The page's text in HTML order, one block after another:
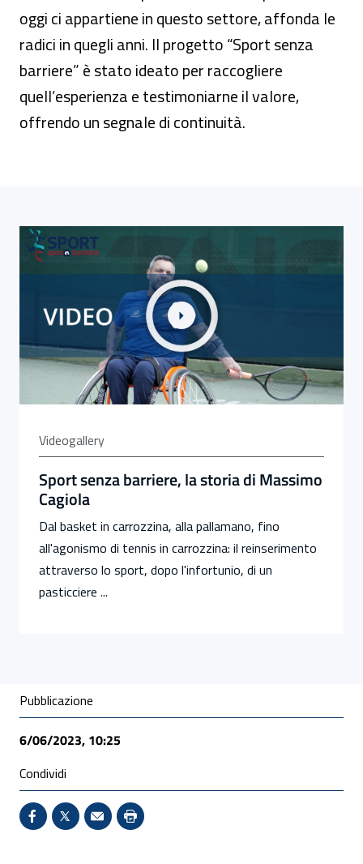
oggi ci appartiene in questo settore, affonda le
radici in quegli anni. Il progetto “Sport senza
barriere” è stato ideato per raccogliere
quell’esperienza e testimoniarne il valore,
offrendo un segnale di continuità.
Link alla Gallery Sport senza barriere, la storia di
Videogallery
Sport senza barriere, la storia di Massimo
Cagiola
Dal basket in carrozzina, alla pallamano, fino
all'agonismo di tennis in carrozzina: il reinserimento
attraverso lo sport, dopo l'infortunio, di un
pasticciere ...
Condivisione social
Pubblicazione
6/06/2023, 10:25
Condividi
Condividi su Facebook - Sito esterno - Apertura in
X - Sito esterno - Apertura in nuova finestra
Invio Mail: apre il programma di posta
Stampa pagina: scelta meno